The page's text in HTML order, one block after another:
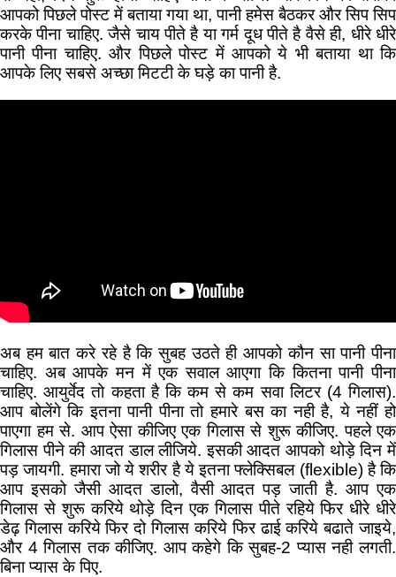
आपको पिछले पोस्ट में बताया गया था, पानी हमेस बैठकर और सिप सिप
करके पीना चाहिए. जैसे चाय पीते है या गर्म दूध पीते है वैसे ही, धीरे धीरे
पानी पीना चाहिए. और पिछले पोस्ट में आपको ये भी बताया था कि
आपके लिए सबसे अच्छा मिटटी के घड़े का पानी है.
अब हम बात करे रहे है कि सुबह उठते ही आपको कौन सा पानी पीना
चाहिए. अब आपके मन में एक सवाल आएगा कि कितना पानी पीना
चाहिए. आयुर्वेद तो कहता है कि कम से कम सवा लिटर (4 गिलास).
आप बोलेंगे कि इतना पानी पीना तो हमारे बस का नही है, ये नहीं हो
पाएगा हम से. आप ऐसा कीजिए एक गिलास से शुरू कीजिए. पहले एक
गिलास पीने की आदत डाल लीजिये. इसकी आदत आपको थोड़े दिन में
पड़ जायगी. हमारा जो ये शरीर है ये इतना फ्लेक्सिबल (flexible) है कि
आप इसको जैसी आदत डालो, वैसी आदत पड़ जाती है. आप एक
गिलास से शुरू करिये थोड़े दिन एक गिलास पीते रहिये फिर धीरे धीरे
डेढ़ गिलास करिये फिर दो गिलास करिये फिर ढाई करिये बढाते जाइये,
और 4 गिलास तक कीजिए. आप कहेगे कि सुबह-2 प्यास नही लगती.
बिना प्यास के पिए.